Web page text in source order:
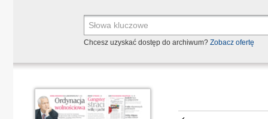
Chcesz uzyskać dostęp do archiwum? Zobacz ofertę